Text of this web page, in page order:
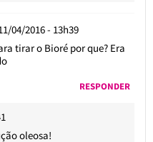
04/2016 - 13h39
tirar o Bioré por que? Era
RESPONDER
oleosa!